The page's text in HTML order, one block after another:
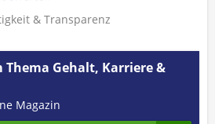
& Transparenz
Thema Gehalt, Karriere &
Magazin